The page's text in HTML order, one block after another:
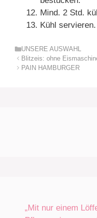
Mind. 2 Std.
Kühl servieren.
Kategorien
UNSERE AUSWAHL
Blitzeis: ohne
PAIN HAMBURGER
„Mit nur einem